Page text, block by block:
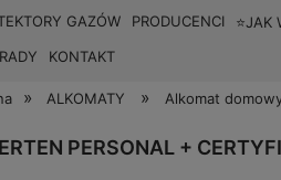
GAZÓW PRODUCENCI ⭐JAK
KONTAKT
» ALKOMATY » Alkomat
PERSONAL +